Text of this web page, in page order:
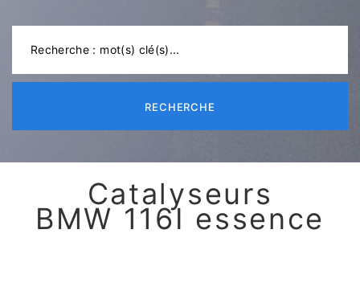
RECHERCHE
Catalyseurs
BMW 116I essence